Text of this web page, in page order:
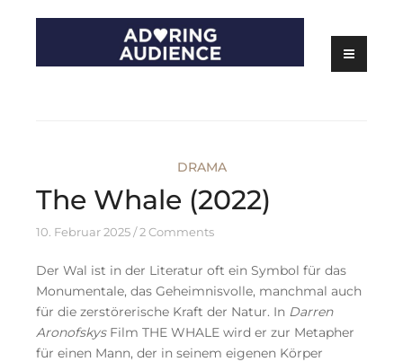
content
DRAMA
The Whale (2022)
10. Februar 2025 2 Comments
Der Wal ist in der Literatur oft ein Symbol für das
Monumentale, das Geheimnisvolle, manchmal auch
für die zerstörerische Kraft der Natur. In Darren
AronofskysFilm THE WHALE wird er zur Metapher
für einen Mann, der in seinem eigenen Körper